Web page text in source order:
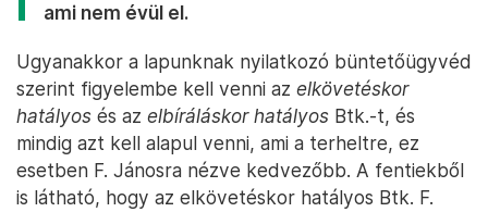
ami nem évül el.
Ugyanakkor a lapunknak nyilatkozó büntetőügyvéd
szerint figyelembe kell venni az elkövetéskor
hatályos és az elbíráláskor hatályos Btk.-t, és
mindig azt kell alapul venni, ami a terheltre, ez
esetben F. Jánosra nézve kedvezőbb. A fentiekből
is látható, hogy az elkövetéskor hatályos Btk. F.